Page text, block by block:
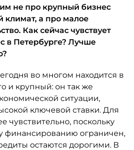
не про крупный бизнес
климат, а про малое
Как сейчас чувствует
в Петербурге? Лучше
во многом находится в
и крупный: он так же
ситуации,
ключевой ставки. Для
чувствительно, поскольку
финансированию ограничен,
остаются дорогими. В